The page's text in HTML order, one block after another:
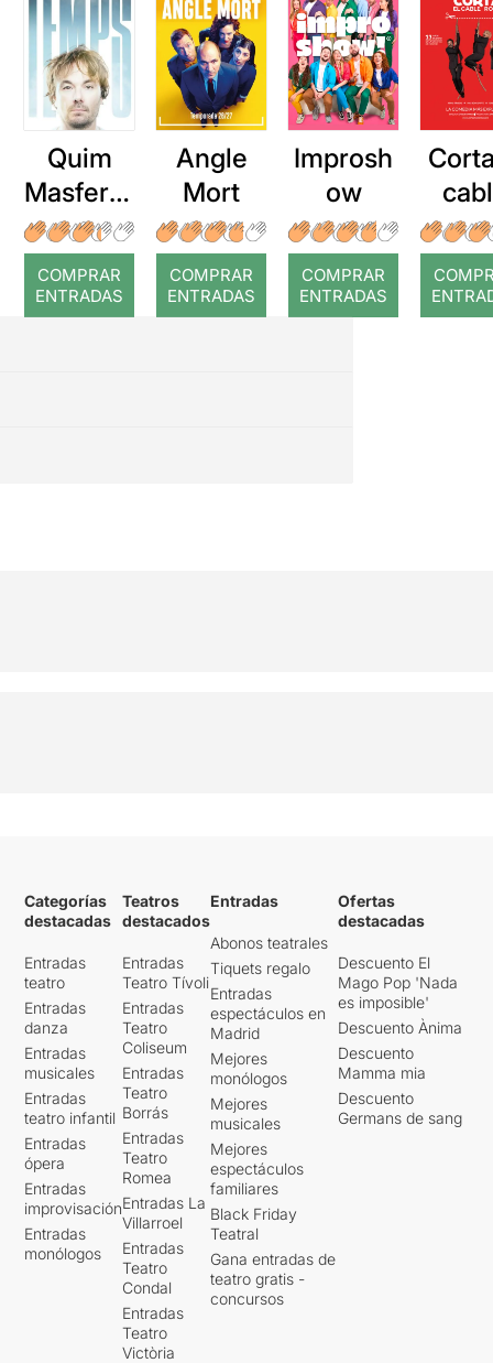
Quim
Masferre
r: Temps
COMPRAR
ENTRADAS
Angle
Mort
COMPRAR
ENTRADAS
Improsh
ow
COMPRAR
ENTRADAS
Categorías
destacadas
Entradas
teatro
Entradas
danza
Entradas
musicales
Entradas
teatro infantil
Entradas
ópera
Entradas
improvisación
Entradas
monólogos
Teatros
destacados
Entradas
Teatro Tívoli
Entradas
Teatro
Coliseum
Entradas
Teatro
Borrás
Entradas
Teatro
Romea
Entradas La
Villarroel
Entradas
Teatro
Condal
Entradas
Teatro
Victòria
Entradas
Abonos teatrales
Tiquets regalo
Entradas
espectáculos en
Madrid
Mejores
monólogos
Mejores
musicales
Mejores
espectáculos
familiares
Black Friday
Teatral
Gana entradas de
teatro gratis -
concursos
Ofertas
destacadas
Descuento El
Mago Pop 'Nada
es imposible'
Descuento Ànima
Descuento
Mamma mia
Descuento
Germans de sang